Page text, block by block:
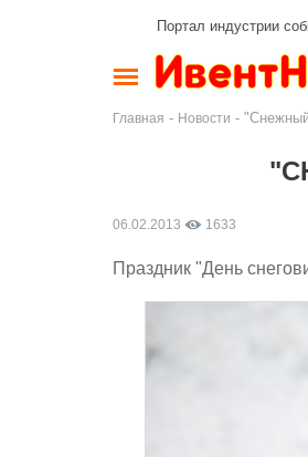
Портал индустрии
Главная - Новости -
06.02.2013 1633
Праздник "День